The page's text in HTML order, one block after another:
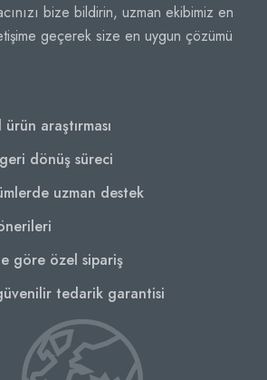
bize bildirin, uzman ekibimiz en
geçerek size en uygun çözümü
araştırması
dönüş süreci
uzman destek
göre özel sipariş
tedarik garantisi